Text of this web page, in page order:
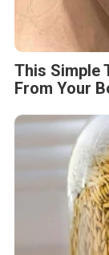
This Simple
From Your